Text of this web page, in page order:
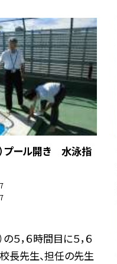
）プール開き 水泳指
の５，６時間目に５，６
長先生、担任の先生